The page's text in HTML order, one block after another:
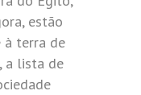
estão
à terra de
a lista de